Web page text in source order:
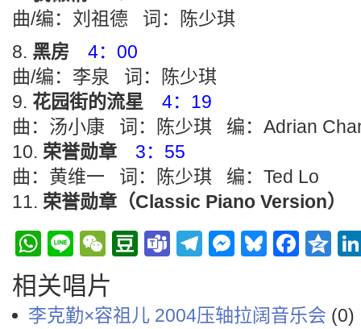
曲/编：刘祖德 词：陈少琪
黑房
4：00
曲/编：李泉 词：陈少琪
花园街的流星
4：19
曲：汤小康 词：陈少琪 编：Adrian
荣誉勋章
3：55
曲：黄维一 词：陈少琪 编：Ted Lo
荣誉勋章（Classic Piano Version）
WhatsApp
LineWeChat
Douban
TeamsTelegramBluesky
相关唱片
李克勤×容祖儿 2004压轴拉阔音乐会 (0)